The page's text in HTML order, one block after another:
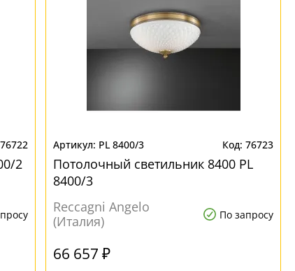
76722
2
PL 8400/3 76723
Потолочный светильник 8400 PL
8400/3
Reccagni Angelo
(Италия)
По запросу
66 657 ₽